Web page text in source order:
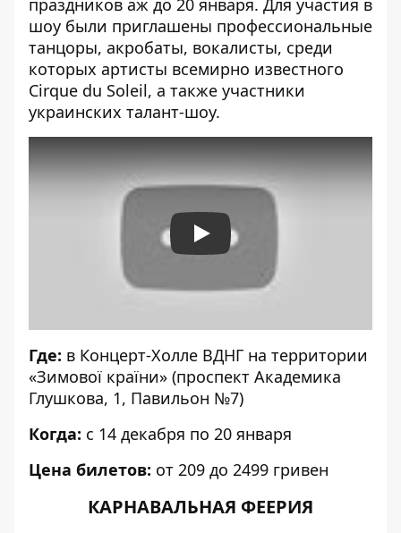
праздников аж до 20 января. Для участия в
шоу были приглашены профессиональные
танцоры, акробаты, вокалисты, среди
которых артисты всемирно известного
Cirque du Soleil, а также участники
украинских талант-шоу.
Play
Где: в Концерт-Холле ВДНГ на территории
«Зимової країни» (проспект Академика
Глушкова, 1, Павильон №7)
Когда: с 14 декабря по 20 января
Цена билетов: от 209 до 2499 гривен
КАРНАВАЛЬНАЯ ФЕЕРИЯ